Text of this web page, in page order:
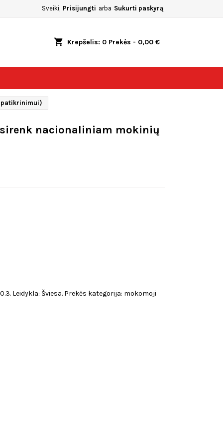
Sveiki, Prisijungti arba Sukurti paskyrą
shopping_cart Krepšelis: 0 Prekės - 0,00 €
patikrinimui)
nacionaliniam mokinių
Leidykla: Šviesa. Prekės kategorija: mokomoji